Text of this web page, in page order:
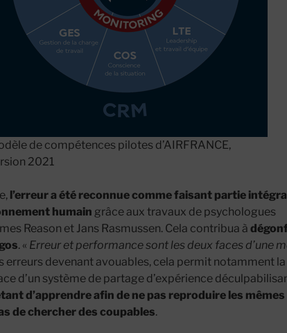
de compétences pilotes d’AIRFRANCE,
2021
l’erreur a été reconnue comme faisant partie
humain grâce aux travaux de psychologues
Reason et Jans Rasmussen. Cela contribua à
. « Erreur et performance sont les deux faces d’une
erreurs devenant avouables, cela permit notamment la
d’un système de partage d’expérience
d’apprendre afin de ne pas reproduire les mêmes
de chercher des coupables.